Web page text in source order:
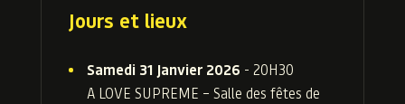
Jours et lieux
Samedi 31 Janvier 2026 - 20H30
A LOVE SUPREME – Salle des fêtes de